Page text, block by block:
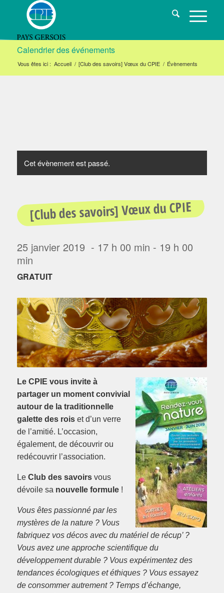
Calendrier des événements
Vous êtes ici : Accueil / [Club des savoirs] Vœux du CPIE / Évènements
Cet évènement est passé.
[Club des savoirs] Vœux du CPIE
25 janvier 2019 - 17 h 00 min - 19 h 00
min
GRATUIT
Le CPIE vous invite à
partager un moment convivial
autour de la traditionnelle
galette des rois et d’un verre
de l’amitié. L’occasion,
également, de découvrir ou
redécouvrir l’association.
Le Club des savoirsvous
dévoile sa nouvelle formule!
Vous êtes passionné par les
mystères de la nature ? Vous
fabriquez vos décos avec du matériel de récup’ ?
Vous avez une approche scientifique du
développement durable ? Vous expérimentez des
tendances écologiques et éthiques ? Vous essayez
de consommer autrement ? Temps d’échange,